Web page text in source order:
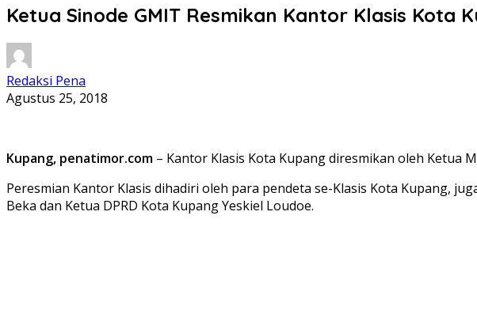
Ketua Sinode GMIT Resmikan Kantor Klasis Kota
Redaksi Pena
Agustus 25, 2018
Kupang, penatimor.com – Kantor Klasis Kota Kupang diresmikan oleh Ketua
Peresmian Kantor Klasis dihadiri oleh para pendeta se-Klasis Kota Kupang,
Beka dan Ketua DPRD Kota Kupang Yeskiel Loudoe.